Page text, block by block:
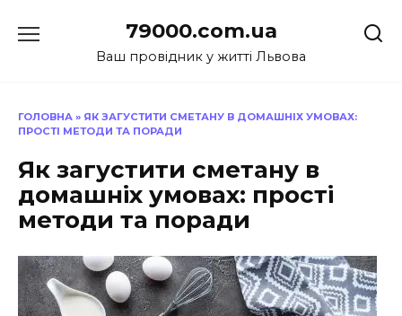
до
79000.com.ua
Ваш провідник у житті Львова
ГОЛОВНА » ЯК ЗАГУСТИТИ СМЕТАНУ В ДОМАШНІХ УМОВАХ:
ПРОСТІ МЕТОДИ ТА ПОРАДИ
Як загустити сметану в
домашніх умовах: прості
методи та поради